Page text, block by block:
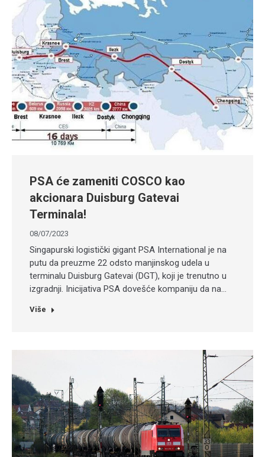
PSA će zameniti COSCO kao
akcionara Duisburg Gatevai
Terminala!
08/07/2023
Singapurski logistički gigant PSA International je na
putu da preuzme 22 odsto manjinskog udela u
terminalu Duisburg Gatevai (DGT), koji je trenutno u
izgradnji. Inicijativa PSA dovešće kompaniju da na…
Više